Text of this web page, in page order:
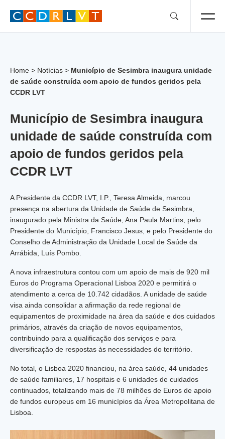
Home > Notícias > Município de Sesimbra inaugura unidade
de saúde construída com apoio de fundos geridos pela
CCDR LVT
Município de Sesimbra inaugura
unidade de saúde construída com
apoio de fundos geridos pela
CCDR LVT
A Presidente da CCDR LVT, I.P., Teresa Almeida, marcou
presença na abertura da Unidade de Saúde de Sesimbra,
inaugurado pela Ministra da Saúde, Ana Paula Martins, pelo
Presidente do Município, Francisco Jesus, e pelo Presidente do
Conselho de Administração da Unidade Local de Saúde da
Arrábida, Luís Pombo.
A nova infraestrutura contou com um apoio de mais de 920 mil
Euros do Programa Operacional Lisboa 2020 e permitirá o
atendimento a cerca de 10.742 cidadãos. A unidade de saúde
visa ainda consolidar a afirmação da rede regional de
equipamentos de proximidade na área da saúde e dos cuidados
primários, através da criação de novos equipamentos,
contribuindo para a qualificação dos serviços e para
diversificação de respostas às necessidades do território.
No total, o Lisboa 2020 financiou, na área saúde, 44 unidades
de saúde familiares, 17 hospitais e 6 unidades de cuidados
continuados, totalizando mais de 78 milhões de Euros de apoio
de fundos europeus em 16 municípios da Área Metropolitana de
Lisboa.